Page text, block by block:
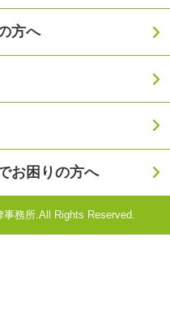
方へ
お困りの方へ
務所.All Rights Reserved.